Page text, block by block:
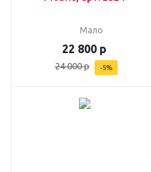
Мало
22 800 р
24 000р -5%